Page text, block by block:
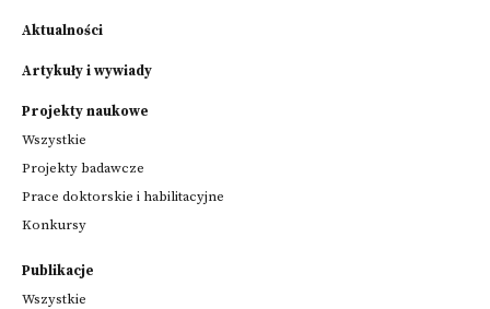
Aktualności
Artykuły i wywiady
Projekty naukowe
Wszystkie
Projekty badawcze
Prace doktorskie i habilitacyjne
Konkursy
Publikacje
Wszystkie